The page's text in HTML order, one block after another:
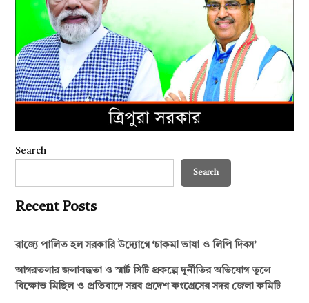
Search
Search
Recent Posts
রাজ্যে পালিত হল সরকারি উদ্যোগে ‘চাকমা ভাষা ও লিপি দিবস’
আগরতলার জলাবদ্ধতা ও স্মার্ট সিটি প্রকল্পে দুর্নীতির অভিযোগ তুলে
বিক্ষোভ মিছিল ও প্রতিবাদে সরব প্রদেশ কংগ্রেসের সদর জেলা কমিটি